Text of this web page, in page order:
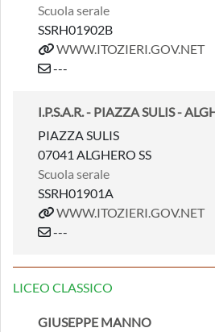
Scuola serale
SSRH01902B
WWW.ITOZIERI.GOV.NET
---
I.P.S.A.R. - PIAZZA SULIS -
PIAZZA SULIS
07041 ALGHERO SS
Scuola serale
SSRH01901A
WWW.ITOZIERI.GOV.NET
---
LICEO CLASSICO
GIUSEPPE MANNO